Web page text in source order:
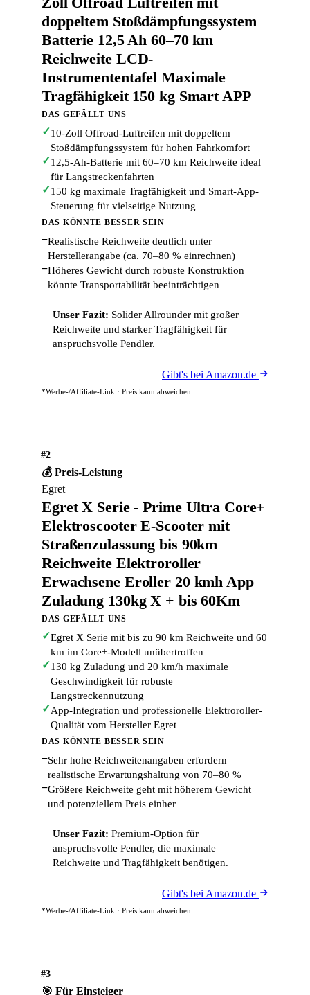
doppeltem Stoßdämpfungssystem
Batterie 12,5 Ah 60–70 km
Reichweite LCD-
Instrumententafel Maximale
Tragfähigkeit 150 kg Smart APP
DAS GEFÄLLT UNS
✓10-Zoll Offroad-Luftreifen mit doppeltem
Stoßdämpfungssystem für hohen Fahrkomfort
✓12,5-Ah-Batterie mit 60–70 km Reichweite ideal
für Langstreckenfahrten
✓150 kg maximale Tragfähigkeit und Smart-App-
Steuerung für vielseitige Nutzung
DAS KÖNNTE BESSER SEIN
−Realistische Reichweite deutlich unter
Herstellerangabe (ca. 70–80 % einrechnen)
−Höheres Gewicht durch robuste Konstruktion
könnte Transportabilität beeinträchtigen
Unser Fazit: Solider Allrounder mit großer
Reichweite und starker Tragfähigkeit für
anspruchsvolle Pendler.
Gibt's bei Amazon.de
*Werbe-/Affiliate-Link · Preis kann abweichen
#2
💰 Preis-Leistung
Egret
Egret X Serie - Prime Ultra Core+
Elektroscooter E-Scooter mit
Straßenzulassung bis 90km
Reichweite Elektroroller
Erwachsene Eroller 20 kmh App
Zuladung 130kg X + bis 60Km
DAS GEFÄLLT UNS
✓Egret X Serie mit bis zu 90 km Reichweite und 60
km im Core+-Modell unübertroffen
✓130 kg Zuladung und 20 km/h maximale
Geschwindigkeit für robuste
Langstreckennutzung
✓App-Integration und professionelle Elektroroller-
Qualität vom Hersteller Egret
DAS KÖNNTE BESSER SEIN
−Sehr hohe Reichweitenangaben erfordern
realistische Erwartungshaltung von 70–80 %
−Größere Reichweite geht mit höherem Gewicht
und potenziellem Preis einher
Unser Fazit: Premium-Option für
anspruchsvolle Pendler, die maximale
Reichweite und Tragfähigkeit benötigen.
Gibt's bei Amazon.de
*Werbe-/Affiliate-Link · Preis kann abweichen
#3
🎯 Für Einsteiger